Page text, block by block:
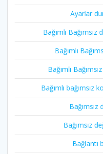
Ayarlar
Bağımlı
Bağımlı
Bağımlı
Bağımlı bağımsız
Bağımsız
Bağımsız
Bağlantı